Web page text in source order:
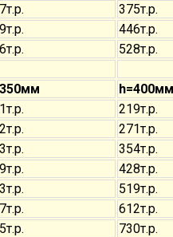
375т.р.
446т.р.
528т.р.
h=400мм
219т.р.
271т.р.
354т.р.
428т.р.
519т.р.
612т.р.
730т.р.